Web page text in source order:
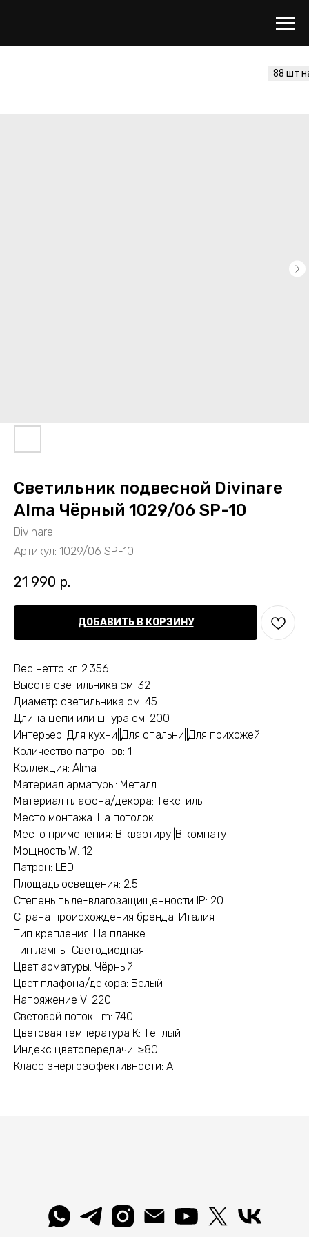
Светильник подвесной Divinare
Alma Чёрный 1029/06 SP-10
Divinare
Артикул: 1029/06 SP-10
21 990 р.
ДОБАВИТЬ В КОРЗИНУ
Вес нетто кг: 2.356
Высота светильника см: 32
Диаметр светильника см: 45
Длина цепи или шнура см: 200
Интерьер: Для кухни||Для спальни||Для прихожей
Количество патронов: 1
Коллекция: Alma
Материал арматуры: Металл
Материал плафона/декора: Текстиль
Место монтажа: На потолок
Место применения: В квартиру||В комнату
Мощность W: 12
Патрон: LED
Площадь освещения: 2.5
Степень пыле-влагозащищенности IP: 20
Страна происхождения бренда: Италия
Тип крепления: На планке
Тип лампы: Светодиодная
Цвет арматуры: Чёрный
Цвет плафона/декора: Белый
Напряжение V: 220
Световой поток Lm: 740
Цветовая температура К: Теплый
Индекс цветопередачи: ≥80
Класс энергоэффективности: А